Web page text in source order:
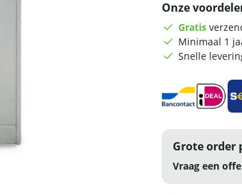
m3
230V
Onze
Gratis
Minimaal 1
Snelle
Grote order
Vraag een